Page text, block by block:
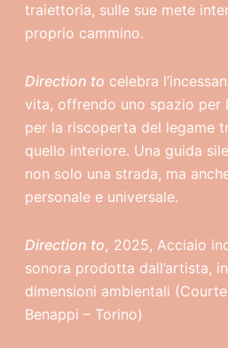
traiettoria, sulle sue mete
proprio cammino.
Direction to celebra
vita, offrendo uno spazio per
per la riscoperta del legame
quello interiore. Una guida
non solo una strada, ma
personale e universale.
Direction to, 2025, Acciaio
sonora prodotta dall’artista,
dimensioni ambientali
Benappi – Torino)